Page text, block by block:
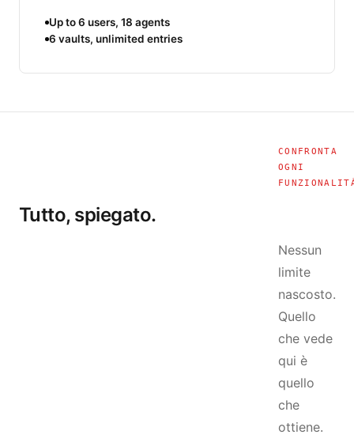
Up to 6 users, 18 agents
6 vaults, unlimited entries
CONFRONTA
OGNI
Tutto, spiegato.
Nessun
limite
nascosto.
Quello
che vede
qui è
quello
che
ottiene.